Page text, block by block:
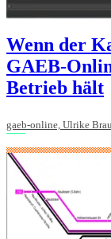
Wenn der
GAEB-
Betrieb hält
gaeb-online, Ulrike